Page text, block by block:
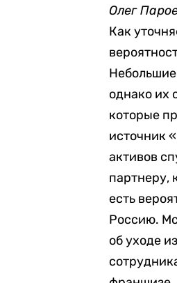
Олег
Как
однако их
которые
источник
активов
партнеру,
есть
Россию.
об уходе